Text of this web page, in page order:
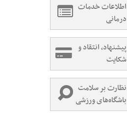
اطلاعات خدمات
درمانی
پیشنهاد، انتقاد و
شکایت
نظارت بر سلامت
باشگاه‌های ورزشی